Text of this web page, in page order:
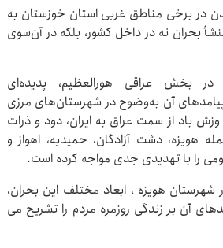
در برخی مناطق غربی استان خوزستان به
بحران نه در داخل کشور، بلکه در آن‌سوی
بخش عراقی هورالعظیم، پدیده‌ای
پیامدهای آن به‌وضوح در شهرستان‌های مرزی
باد از سمت عراق به ایران، دود و ذرات
هویزه، دشت آزادگان، حمیدیه، اهواز و
را با تهدیدی جدی مواجه کرده است.
شهرستان هویزه ، ابعاد مختلف این بحران،
آن بر زندگی روزمره مردم را تشریح می